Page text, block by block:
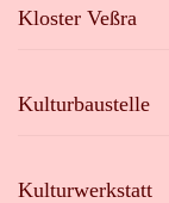
Kloster Veßra
Kulturbaustelle
Kulturwerkstatt